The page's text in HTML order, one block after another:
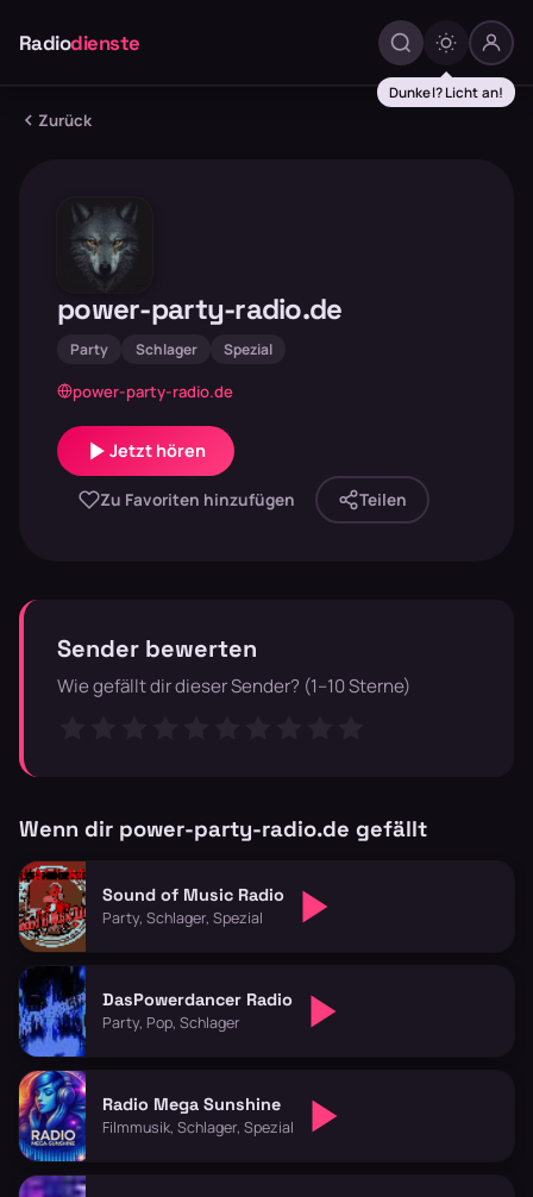
Radiodienste
Dunkel? Licht an!
Zurück
power-party-radio.de
Party Schlager Spezial
power-party-radio.de
Jetzt hören
Zu Favoriten hinzufügen Teilen
Sender bewerten
Wie gefällt dir dieser Sender? (1–10 Sterne)
Wenn dir power-party-radio.de gefällt
Sound of Music Radio
Party, Schlager, Spezial
DasPowerdancer Radio
Party, Pop, Schlager
Radio Mega Sunshine
Filmmusik, Schlager, Spezial